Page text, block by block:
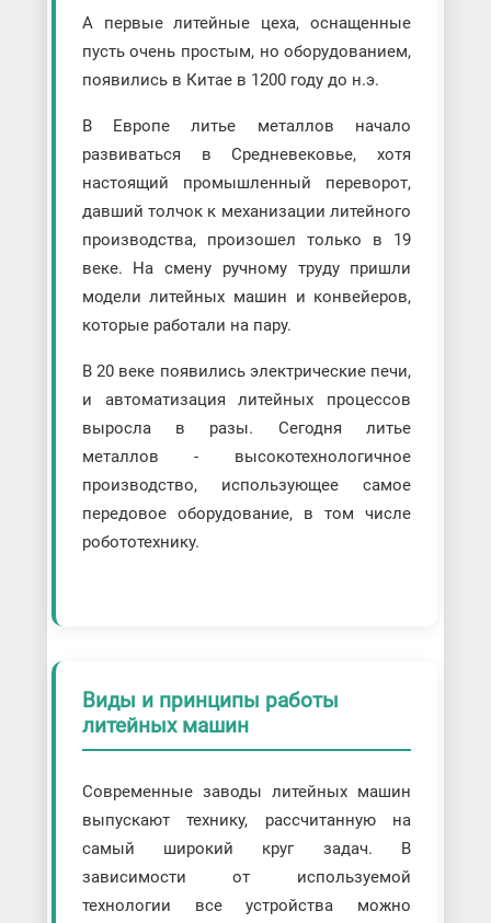
А первые литейные цеха, оснащенные
пусть очень простым, но оборудованием,
появились в Китае в 1200 году до н.э.
В Европе литье металлов начало
развиваться в Средневековье, хотя
настоящий промышленный переворот,
давший толчок к механизации литейного
производства, произошел только в 19
веке. На смену ручному труду пришли
модели литейных машин и конвейеров,
которые работали на пару.
В 20 веке появились электрические печи,
и автоматизация литейных процессов
выросла в разы. Сегодня литье
металлов - высокотехнологичное
производство, использующее самое
передовое оборудование, в том числе
робототехнику.
Виды и принципы работы
литейных машин
Современные заводы литейных машин
выпускают технику, рассчитанную на
самый широкий круг задач. В
зависимости от используемой
технологии все устройства можно